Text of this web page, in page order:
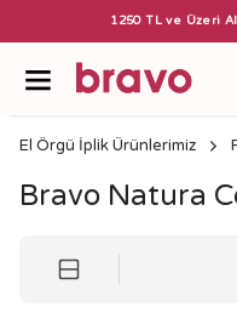
1250 TL ve Üzeri
El Örgü İplik Ürünlerimiz
Bravo Natura